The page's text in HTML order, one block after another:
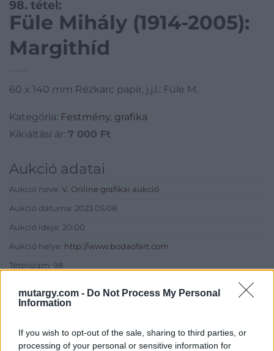
mutargy.com - Do Not Process My Personal
Information
If you wish to opt-out of the sale, sharing to third parties, or
processing of your personal or sensitive information for
98. tétel:
Füle Mihály (1914-2005):
Margithíd
60 x 140 mm Rézkarc papír, j.j.l.: Füle M.
Kategória: Festmény, grafika
Kikiáltási ár: 7 000 Ft
Aukció adatai
Aukció neve: V. Online grafikai aukció
Aukció dátuma: 2023.05.08
Aukció ideje: 20:00
Aukció helye: http://www.bodaofart.com
Tételszám: 98
Eladó adatai
Cím: Boda Péter